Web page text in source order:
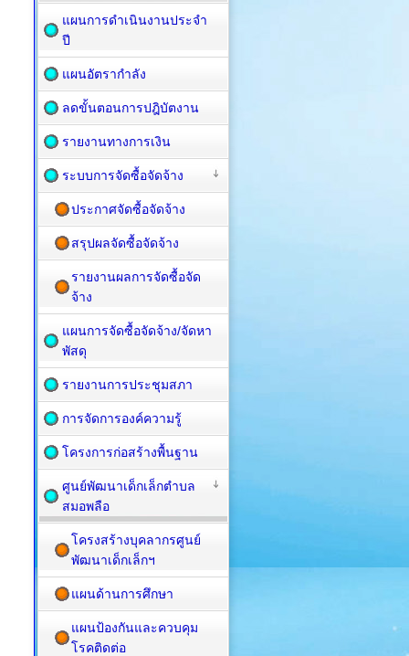
แผนการดำเนินงานประจำ
ปี
แผนอัตรากำลัง
ลดขั้นตอนการปฎิบัตงาน
รายงานทางการเงิน
ระบบการจัดซื้อจัดจ้าง
ประกาศจัดซื้อจัดจ้าง
สรุปผลจัดซื้อจัดจ้าง
รายงานผลการจัดซื้อจัด
จ้าง
แผนการจัดซื้อ​จัดจ้าง/จัดหา
พัสดุ
รายงานการประชุมสภา
การจัดการองค์ความรู้
โครงการก่อสร้างพื้นฐาน
ศูนย์พัฒนาเด็กเล็กตำบล
สมอพลือ
โครงสร้างบุคลากรศูนย์
พัฒนาเด็กเล็กฯ
แผนด้านการศึกษา
แผนป้องกันและควบคุม
โรคติดต่อ